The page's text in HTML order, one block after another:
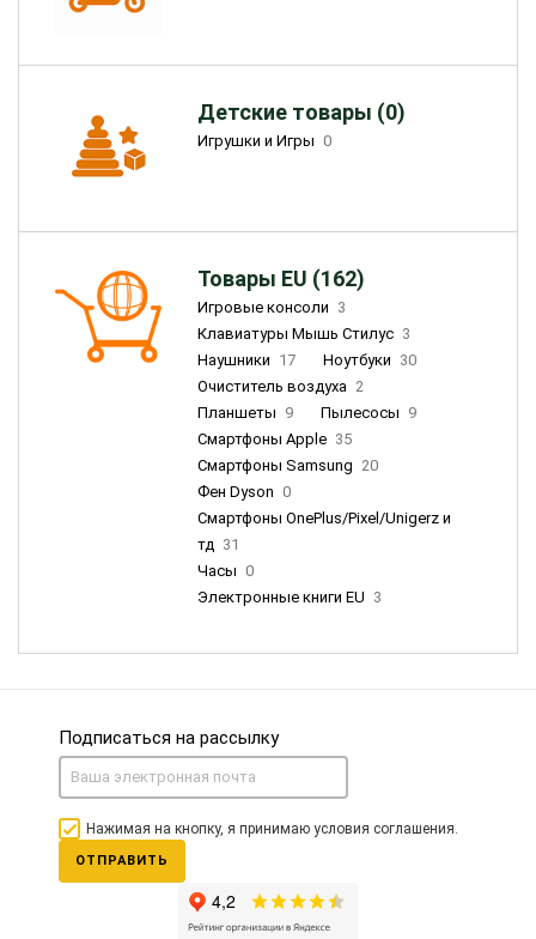
Детские товары (0)
Игрушки и Игры 0
Товары EU (162)
Игровые консоли 3
Клавиатуры Мышь Стилус 3
Наушники 17 Ноутбуки 30
Очиститель воздуха 2
Планшеты 9 Пылесосы 9
Смартфоны Apple 35
Смартфоны Samsung 20
Фен Dyson 0
Смартфоны OnePlus/Pixel/Unigerz и
тд 31
Часы 0
Электронные книги EU 3
Подписаться на рассылку
Нажимая на кнопку, я принимаю условия соглашения.
ОТПРАВИТЬ